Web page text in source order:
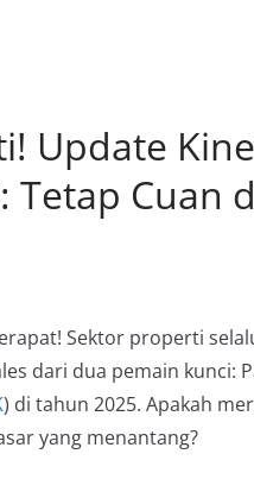
Update
Tetap Cuan
Sektor properti
dari dua pemain kunci:
) di tahun 2025. Apakah
yang menantang?